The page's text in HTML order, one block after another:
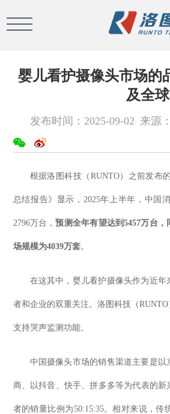
婴儿看护摄像头市场的
及全
发布时间：2025-09-02 来源：
根据洛图科技（ RUNTO）之前发布
总结报告》显示， 2025年上半年，中国
2796万台，预测全年有望达到5457万台，
场规模为4039万套。
在这其中，婴儿看护摄像头作为近
者和企业的双重关注。洛图科技（RUNTO
支持哭声监测功能。
中国摄像头市场的销售渠道主要是
商、以抖音、快手、拼多多等为代表的
者的销量比例为50:15:35。相对来说，传